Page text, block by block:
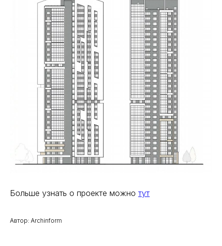
Больше узнать о проекте можно тут
Автор: Archinform